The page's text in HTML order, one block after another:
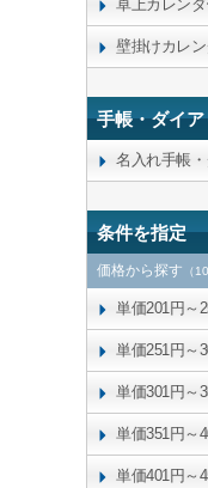
卓上カレンダ
壁掛けカレ
手帳・ダイ
名入れ手帳
条件を指定
価格から探す （
単価201円～
単価251円～
単価301円～
単価351円～
単価401円～